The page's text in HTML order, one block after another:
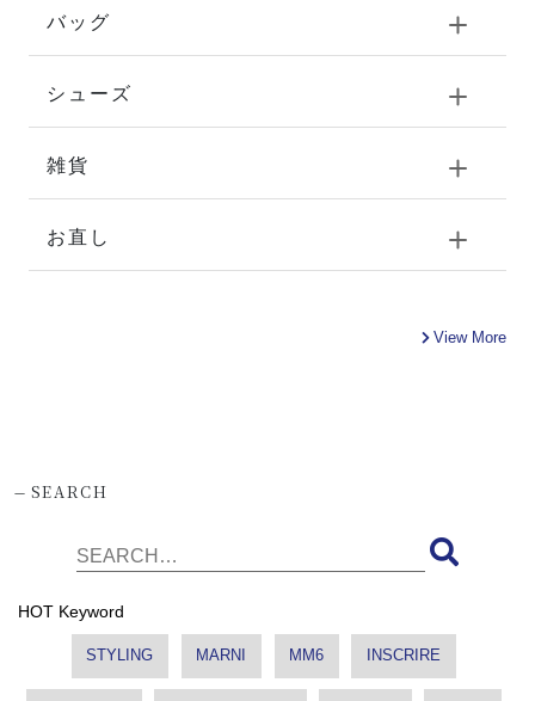
バッグ
シューズ
雑貨
お直し
View More
-SEARCH
HOT Keyword
STYLING MARNI MM6 INSCRIRE